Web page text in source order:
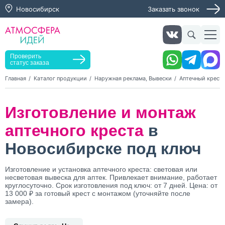
Новосибирск Заказать звонок
Проверить
статус заказа
Главная Каталог продукции Наружная реклама, Вывески Аптечный крест
Изготовление и монтаж
аптечного креста в
Новосибирске под ключ
Изготовление и установка аптечного креста: световая или
несветовая вывеска для аптек. Привлекает внимание, работает
круглосуточно. Срок изготовления под ключ: от 7 дней. Цена: от
13 000 ₽ за готовый крест с монтажом (уточняйте после
замера).
Заказать услугу
Оставьте заявку, мы свяжемся с вами в ближайшее
Заказать звонок
обработку персональных данных и согласие с политикой
конфиденциальности
Нажимая на кнопку, я даю согласие на получение
информационных и рекламных рассылок
заявку